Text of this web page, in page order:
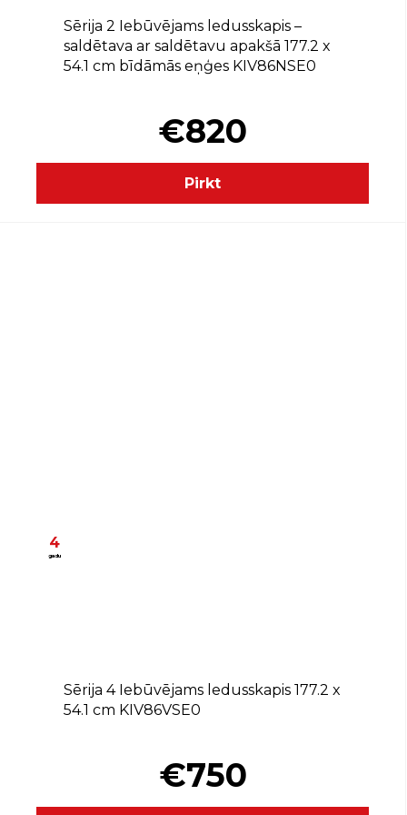
Sērija 2 Iebūvējams ledusskapis –
saldētava ar saldētavu apakšā 177.2 x
54.1 cm bīdāmās eņģes KIV86NSE0
€820
Pirkt
4
gadu
Sērija 4 Iebūvējams ledusskapis 177.2 x
54.1 cm KIV86VSE0
€750